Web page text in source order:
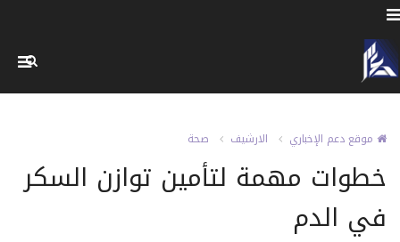
موقع دعم الإخباري الارشيف صحة
خطوات مهمة لتأمين توازن السكر
في الدم